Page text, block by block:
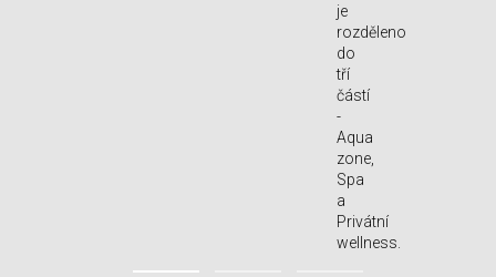
je
rozděleno
do
tří
částí
-
Aqua
zone,
Spa
a
Privátní
wellness.